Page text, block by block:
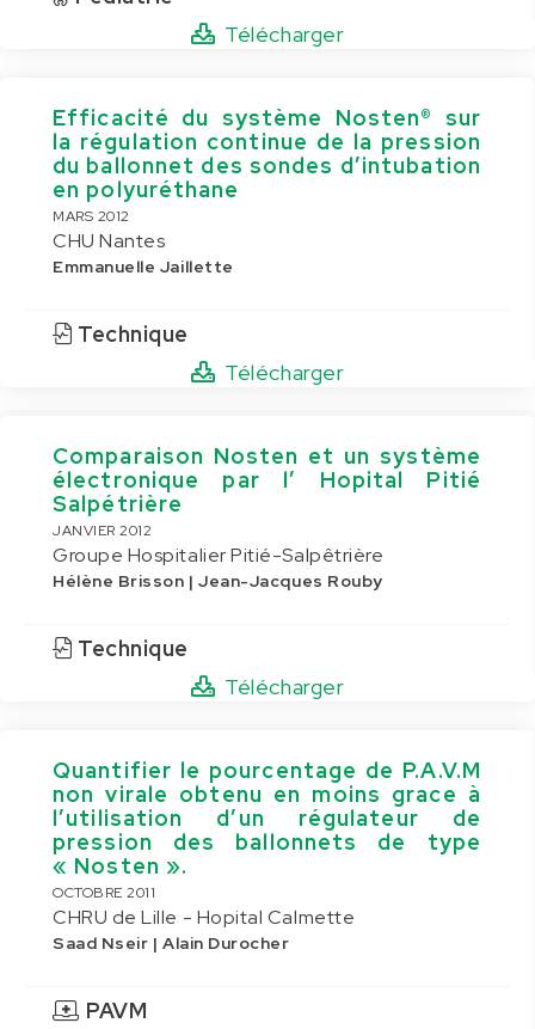
Télécharger
Efficacité du système Nosten® sur
la régulation continue de la pression
du ballonnet des sondes d’intubation
en polyuréthane
MARS 2012
CHU Nantes
Emmanuelle Jaillette
Technique
Télécharger
Comparaison Nosten et un système
électronique par l’ Hopital Pitié
Salpétrière
JANVIER 2012
Groupe Hospitalier Pitié-Salpêtrière
Hélène Brisson | Jean-Jacques Rouby
Technique
Télécharger
Quantifier le pourcentage de P.A.V.M
non virale obtenu en moins grace à
l’utilisation d’un régulateur de
pression des ballonnets de type
« Nosten ».
OCTOBRE 2011
CHRU de Lille - Hopital Calmette
Saad Nseir | Alain Durocher
PAVM